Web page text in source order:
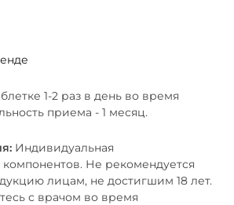
1-2 раз в день во время
приема - 1 месяц.
Индивидуальная
Не рекомендуется
лицам, не достигшим 18 лет.
с врачом во время